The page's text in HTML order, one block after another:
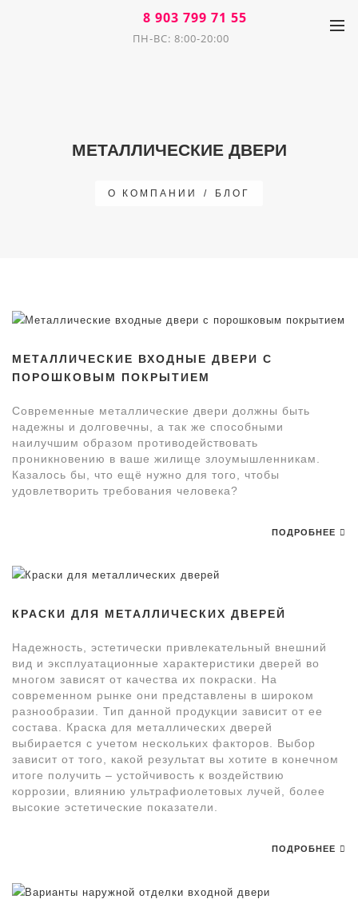
8 903 799 71 55
ПН-ВС: 8:00-20:00
МЕТАЛЛИЧЕСКИЕ ДВЕРИ
О КОМПАНИИ / БЛОГ
МЕТАЛЛИЧЕСКИЕ ВХОДНЫЕ ДВЕРИ С
ПОРОШКОВЫМ ПОКРЫТИЕМ
Современные металлические двери должны быть
надежны и долговечны, а так же способными
наилучшим образом противодействовать
проникновению в ваше жилище злоумышленникам.
Казалось бы, что ещё нужно для того, чтобы
удовлетворить требования человека?
ПОДРОБНЕЕ
КРАСКИ ДЛЯ МЕТАЛЛИЧЕСКИХ ДВЕРЕЙ
Надежность, эстетически привлекательный внешний
вид и эксплуатационные характеристики дверей во
многом зависят от качества их покраски. На
современном рынке они представлены в широком
разнообразии. Тип данной продукции зависит от ее
состава. Краска для металлических дверей
выбирается с учетом нескольких факторов. Выбор
зависит от того, какой результат вы хотите в конечном
итоге получить – устойчивость к воздействию
коррозии, влиянию ультрафиолетовых лучей, более
высокие эстетические показатели.
ПОДРОБНЕЕ